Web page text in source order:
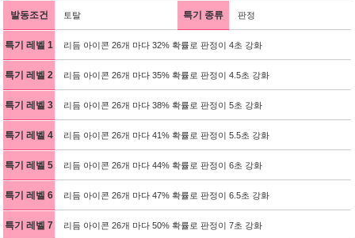
발동조건 토탈 특기 종류 판정
특기 레벨 1 리듬 아이콘 26개 마다 32% 확률로 판정이 4초 강화
특기 레벨 2 리듬 아이콘 26개 마다 35% 확률로 판정이 4.5초 강화
특기 레벨 3 리듬 아이콘 26개 마다 38% 확률로 판정이 5초 강화
특기 레벨 4 리듬 아이콘 26개 마다 41% 확률로 판정이 5.5초 강화
특기 레벨 5 리듬 아이콘 26개 마다 44% 확률로 판정이 6초 강화
특기 레벨 6 리듬 아이콘 26개 마다 47% 확률로 판정이 6.5초 강화
특기 레벨 7 리듬 아이콘 26개 마다 50% 확률로 판정이 7초 강화